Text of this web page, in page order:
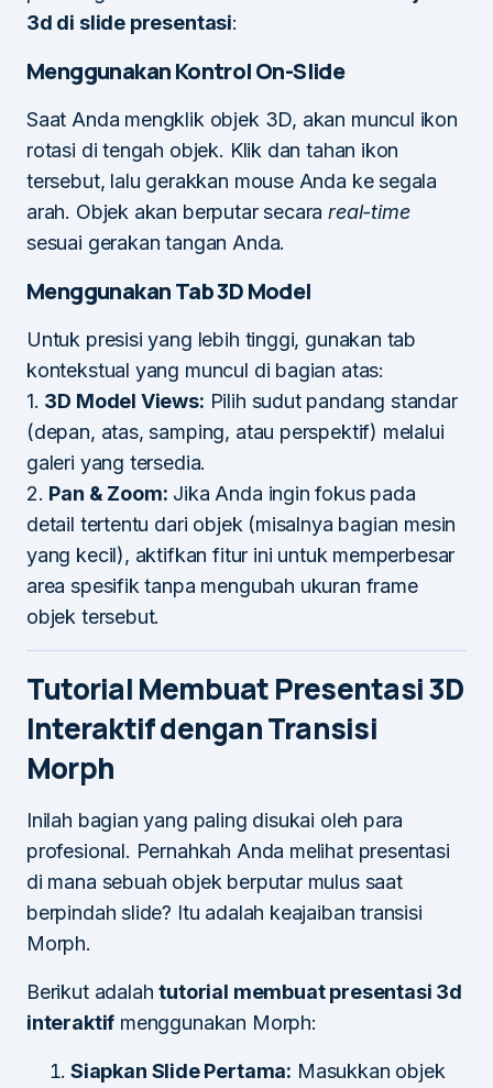
3d di slide presentasi:
Menggunakan Kontrol On-Slide
Saat Anda mengklik objek 3D, akan muncul ikon
rotasi di tengah objek. Klik dan tahan ikon
tersebut, lalu gerakkan mouse Anda ke segala
arah. Objek akan berputar secarareal-time
sesuai gerakan tangan Anda.
Menggunakan Tab 3D Model
Untuk presisi yang lebih tinggi, gunakan tab
kontekstual yang muncul di bagian atas:
1. 3D Model Views: Pilih sudut pandang standar
(depan, atas, samping, atau perspektif) melalui
galeri yang tersedia.
2. Pan & Zoom: Jika Anda ingin fokus pada
detail tertentu dari objek (misalnya bagian mesin
yang kecil), aktifkan fitur ini untuk memperbesar
area spesifik tanpa mengubah ukuran frame
objek tersebut.
Tutorial Membuat Presentasi 3D
Interaktif dengan Transisi
Morph
Inilah bagian yang paling disukai oleh para
profesional. Pernahkah Anda melihat presentasi
di mana sebuah objek berputar mulus saat
berpindah slide? Itu adalah keajaiban transisi
Morph.
Berikut adalahtutorial membuat presentasi 3d
interaktif menggunakan Morph:
Siapkan Slide Pertama: Masukkan objek